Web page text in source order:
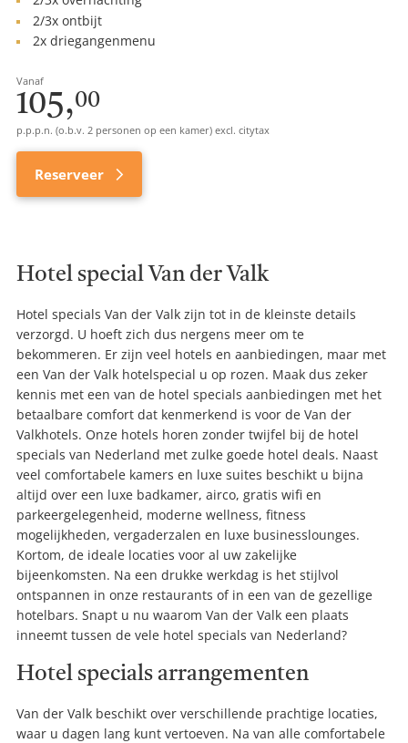
2/3x ontbijt
2x driegangenmenu
Vanaf
105,00
p.p.p.n. (o.b.v. 2 personen op een kamer) excl. citytax
Reserveer
Hotel special Van der Valk
Hotel specials Van der Valk zijn tot in de kleinste details
verzorgd. U hoeft zich dus nergens meer om te
bekommeren. Er zijn veel hotels en aanbiedingen, maar met
een Van der Valk hotelspecial u op rozen. Maak dus zeker
kennis met een van de hotel specials aanbiedingen met het
betaalbare comfort dat kenmerkend is voor de Van der
Valkhotels. Onze hotels horen zonder twijfel bij de hotel
specials van Nederland met zulke goede hotel deals. Naast
veel comfortabele kamers en luxe suites beschikt u bijna
altijd over een luxe badkamer, airco, gratis wifi en
parkeergelegenheid, moderne wellness, fitness
mogelijkheden, vergaderzalen en luxe businesslounges.
Kortom, de ideale locaties voor al uw zakelijke
bijeenkomsten. Na een drukke werkdag is het stijlvol
ontspannen in onze restaurants of in een van de gezellige
hotelbars. Snapt u nu waarom Van der Valk een plaats
inneemt tussen de vele hotel specials van Nederland?
Hotel specials arrangementen
Van der Valk beschikt over verschillende prachtige locaties,
waar u dagen lang kunt vertoeven. Na van alle comfortabele